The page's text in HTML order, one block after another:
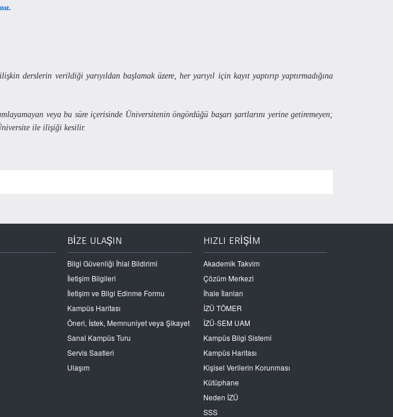
derslerin verildiği yarıyıldan başlamak üzere, her yarıyıl için kayıt yaptırıp yaptırmadığına
veya bu süre içerisinde Üniversitenin öngördüğü başarı şartlarını yerine getiremeyen;
ile ilişiği kesilir.
BİZE ULAŞIN
Bilgi Güvenliği İhlal Bildirimi
İletişim Bilgileri
İletişim ve Bilgi Edinme Formu
Kampüs Haritası
Öneri, İstek, Memnuniyet veya Şikayet
Sanal Kampüs Turu
Servis Saatleri
Ulaşım
HIZLI ERİŞİM
Akademik Takvim
Çözüm Merkezi
İhale İlanları
İZÜ TÖMER
İZÜ-SEM UAM
Kampüs Bilgi Sistemi
Kampüs Haritası
Kişisel Verilerin Korunması
Kütüphane
Neden İZÜ
SSS